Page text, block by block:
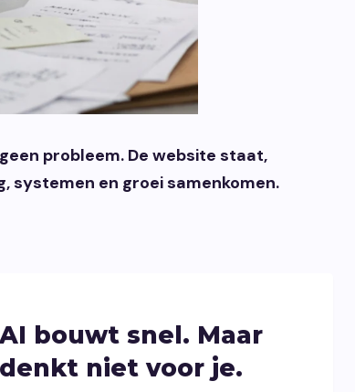
probleem. De website staat,
systemen en groei samenkomen.
AI bouwt snel. Maar
denkt niet voor je.